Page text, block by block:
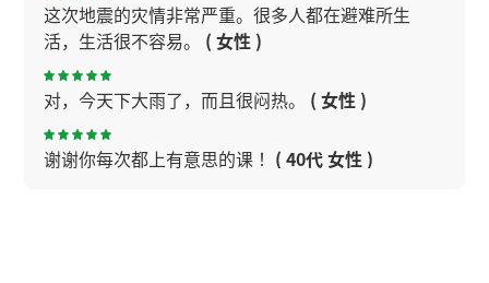
这次地震的灾情非常严重。很多人都在避难所生
活，生活很不容易。 ( 女性 )
对，今天下大雨了，而且很闷热。 ( 女性 )
谢谢你每次都上有意思的课！ ( 40代 女性 )